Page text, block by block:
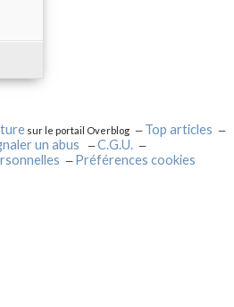
sur le portail Overblog
Top articles
un abus
C.G.U.
Préférences cookies